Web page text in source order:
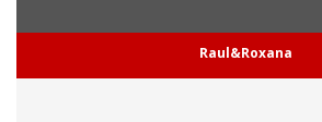
Raul&Roxana